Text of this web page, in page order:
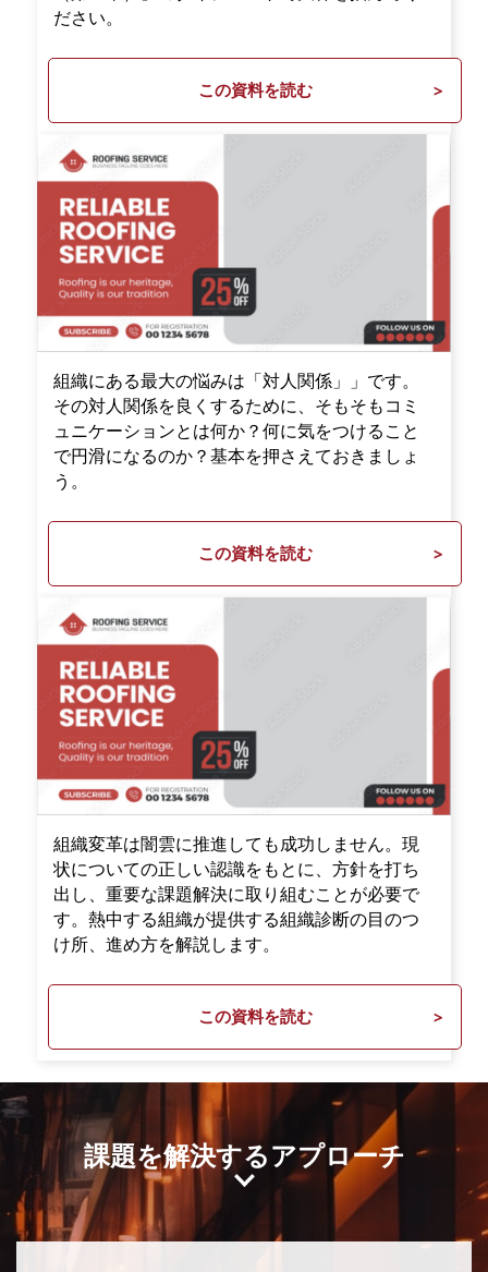
ださい。
この資料を読む
組織にある最大の悩みは「対人関係」」です。
その対人関係を良くするために、そもそもコミ
ュニケーションとは何か？何に気をつけること
で円滑になるのか？基本を押さえておきましょ
う。
この資料を読む
組織変革は闇雲に推進しても成功しません。現
状についての正しい認識をもとに、方針を打ち
出し、重要な課題解決に取り組むことが必要で
す。熱中する組織が提供する組織診断の目のつ
け所、進め方を解説します。
この資料を読む
課題を解決するアプローチ